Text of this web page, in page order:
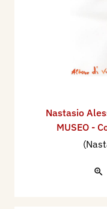
Nastasio
MUSEO -